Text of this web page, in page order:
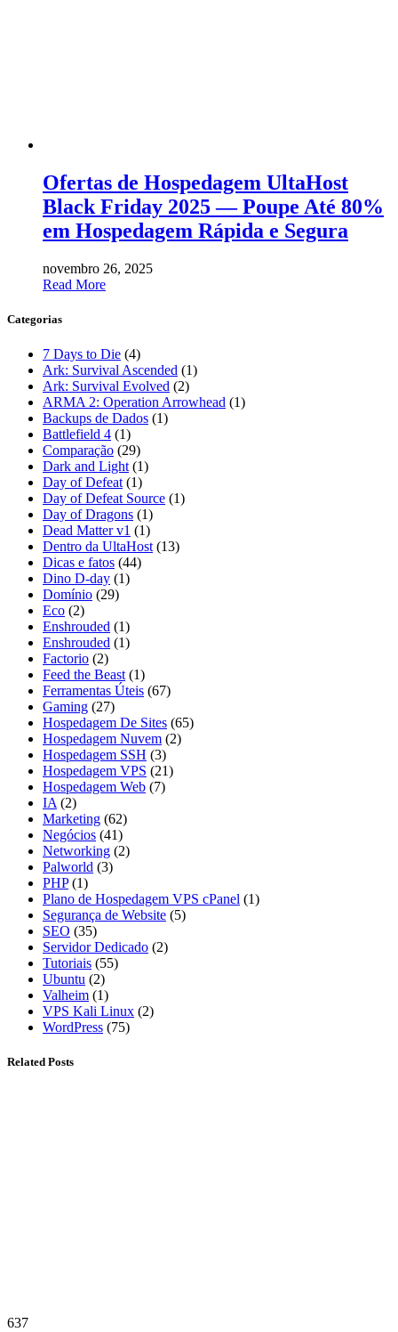
Ofertas de Hospedagem UltaHost
Black Friday 2025 — Poupe Até 80%
em Hospedagem Rápida e Segura
novembro 26, 2025
Read More
Categorias
7 Days to Die (4)
Ark: Survival Ascended (1)
Ark: Survival Evolved (2)
ARMA 2: Operation Arrowhead (1)
Backups de Dados (1)
Battlefield 4 (1)
Comparação (29)
Dark and Light (1)
Day of Defeat (1)
Day of Defeat Source (1)
Day of Dragons (1)
Dead Matter v1 (1)
Dentro da UltaHost (13)
Dicas e fatos (44)
Dino D-day (1)
Domínio (29)
Eco (2)
Enshrouded (1)
Enshrouded (1)
Factorio (2)
Feed the Beast (1)
Ferramentas Úteis (67)
Gaming (27)
Hospedagem De Sites (65)
Hospedagem Nuvem (2)
Hospedagem SSH (3)
Hospedagem VPS (21)
Hospedagem Web (7)
IA (2)
Marketing (62)
Negócios (41)
Networking (2)
Palworld (3)
PHP(1)
Plano de Hospedagem VPS cPanel (1)
Segurança de Website (5)
SEO (35)
Servidor Dedicado (2)
Tutoriais (55)
Ubuntu (2)
Valheim (1)
VPS Kali Linux (2)
WordPress (75)
Related Posts
637